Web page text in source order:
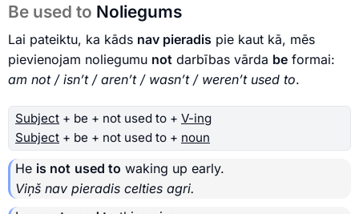
Be used to Noliegums
Lai pateiktu, ka kāds nav pieradis pie kaut kā, mēs
pievienojam noliegumu not darbības vārda be formai:
am not / isn’t / aren’t / wasn’t / weren’t used to.
Subject + be + not used to + V-ing
Subject + be + not used to + noun
He is not used to waking up early.
Viņš nav pieradis celties agri.